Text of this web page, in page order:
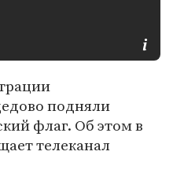
подняли
флаг. Об этом в
телеканал